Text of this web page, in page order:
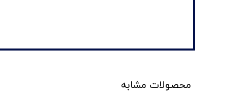
محصولات مشابه